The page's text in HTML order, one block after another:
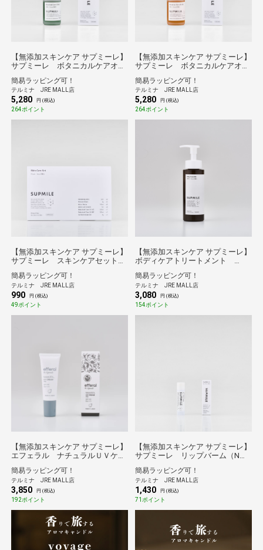
【無添加スキンケア サプミーレ】
サプミーレ ボタニカルケアオイ
簡易ラッピング可！
テルミナ JRE MALL店
5,280 円 (税込)
264ポイント
【無添加スキンケア サプミーレ】
サプミーレ ボタニカルケアオイ
簡易ラッピング可！
テルミナ JRE MALL店
5,280 円 (税込)
264ポイント
【無添加スキンケア サプミーレ】
サプミーレ スキンケアセット
簡易ラッピング可！
テルミナ JRE MALL店
990 円 (税込)
49ポイント
【無添加スキンケア サプミーレ】
ボディケアトリートメント
簡易ラッピング可！
テルミナ JRE MALL店
3,080 円 (税込)
154ポイント
【無添加スキンケア サプミーレ】
エフェラル ナチュラルＵＶケア
簡易ラッピング可！
テルミナ JRE MALL店
3,850 円 (税込)
192ポイント
【無添加スキンケア サプミーレ】
サプミーレ リップバーム（N）
簡易ラッピング可！
テルミナ JRE MALL店
1,430 円 (税込)
71ポイント